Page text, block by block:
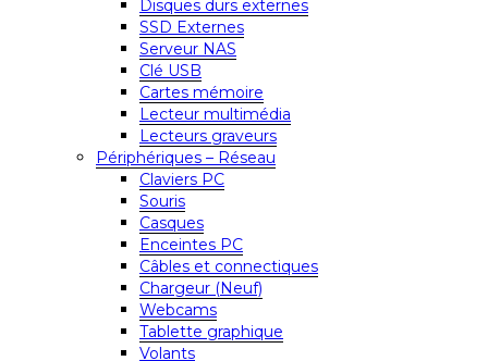
Disques durs externes
SSD Externes
Serveur NAS
Clé USB
Cartes mémoire
Lecteur multimédia
Lecteurs graveurs
Périphériques – Réseau
Claviers PC
Souris
Casques
Enceintes PC
Câbles et connectiques
Chargeur (Neuf)
Webcams
Tablette graphique
Volants